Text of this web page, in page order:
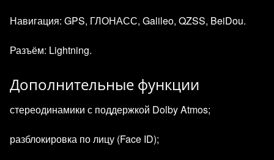
Навигация: GPS, ГЛОНАСС, Galileo, QZSS, BeiDou.
Разъём: Lightning.
Дополнительные функции
стереодинамики с поддержкой Dolby Atmos;
разблокировка по лицу (Face ID);